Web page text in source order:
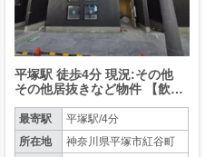
平塚駅 徒歩4分 現況:その他
その他居抜きなど物件 【飲食
最寄駅
平塚駅/4分
所在地
神奈川県平塚市紅谷町